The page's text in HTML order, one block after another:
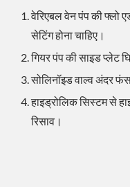
वेरिएबल वेन पंप की
सेटिंग होना चाहिए।
गियर पंप की साइड प्लेट
सोलिनॉइड वाल्व अंदर
हाइड्रोलिक सिस्टम से
रिसाव।